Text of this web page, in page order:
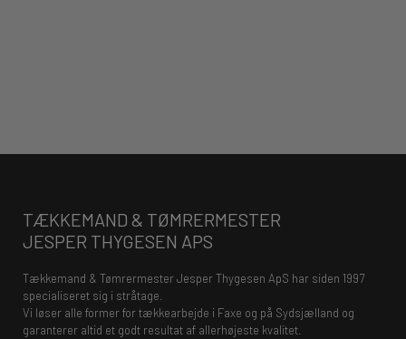
TÆKKEMAND & TØMRERMESTER
JESPER THYGESEN APS
Tækkemand & Tømrermester Jesper Thygesen ApS har siden 1997
specialiseret sig i stråtage.
Vi løser alle former for tækkearbejde i Faxe og på Sydsjælland og
garanterer altid et godt resultat af allerhøjeste kvalitet.